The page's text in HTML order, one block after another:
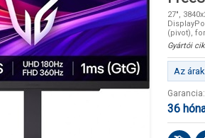
27",
(pivot),
Gyártói
Az
Garancia:
36